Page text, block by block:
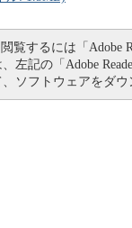
覧するには「Adobe
左記の「Adobe
ソフトウェアをダ